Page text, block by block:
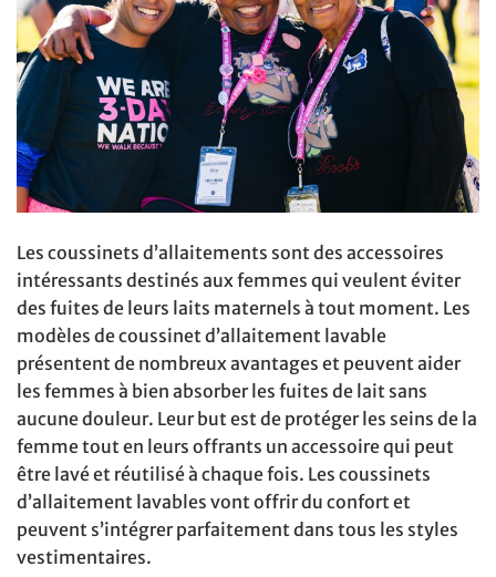
Les coussinets d’allaitements sont des accessoires
intéressants destinés aux femmes qui veulent éviter
des fuites de leurs laits maternels à tout moment. Les
modèles de coussinet d’allaitement lavable
présentent de nombreux avantages et peuvent aider
les femmes à bien absorber les fuites de lait sans
aucune douleur. Leur but est de protéger les seins de la
femme tout en leurs offrants un accessoire qui peut
être lavé et réutilisé à chaque fois. Les coussinets
d’allaitement lavables vont offrir du confort et
peuvent s’intégrer parfaitement dans tous les styles
vestimentaires.